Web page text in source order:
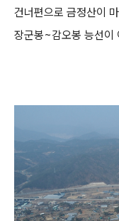
건너편으로 금정산이
장군봉~감오봉 능선이